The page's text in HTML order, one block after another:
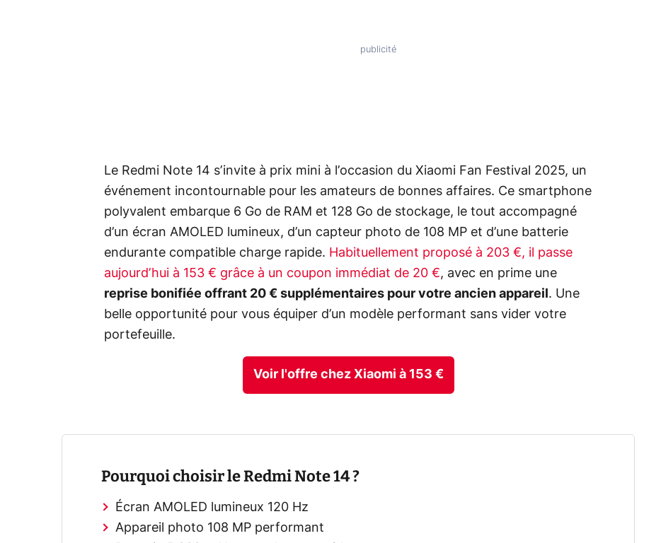
Le Redmi Note 14 s’invite à prix mini à l’occasion du Xiaomi Fan Festival 2025, un
événement incontournable pour les amateurs de bonnes affaires. Ce smartphone
polyvalent embarque 6 Go de RAM et 128 Go de stockage, le tout accompagné
d’un écran AMOLED lumineux, d’un capteur photo de 108 MP et d’une batterie
endurante compatible charge rapide. Habituellement proposé à 203 €, il passe
aujourd’hui à 153 € grâce à un coupon immédiat de 20 €, avec en prime une
reprise bonifiée offrant 20 € supplémentaires pour votre ancien appareil . Une
belle opportunité pour vous équiper d’un modèle performant sans vider votre
portefeuille.
Voir l'offre chez Xiaomi à 153 €
Pourquoi choisir le Redmi Note 14 ?
Écran AMOLED lumineux 120 Hz
Appareil photo 108 MP performant